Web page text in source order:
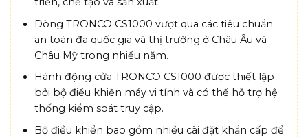
Dòng TRONCO CS1000 vượt qua các tiêu chuẩn
an toàn đa quốc gia và thị trường ở Châu Âu và
Châu Mỹ trong nhiều năm.
Hành động cửa TRONCO CS1000 được thiết lập
bởi bộ điều khiển máy vi tính và có thể hỗ trợ hệ
thống kiểm soát truy cập.
Bộ điều khiển bao gồm nhiều cài đặt khẩn cấp để